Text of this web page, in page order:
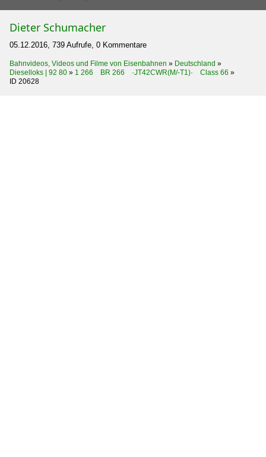
Dieter Schumacher
05.12.2016, 739 Aufrufe, 0 Kommentare
Bahnvideos, Videos und Filme von Eisenbahnen » Deutschland »
Dieselloks | 92 80 » 1 266 BR 266 ·JT42CWR(M/-T1)· Class 66 »
ID 20628